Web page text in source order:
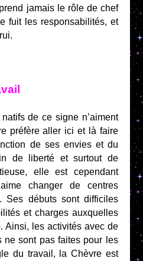
jamais le rôle de chef
fuit les responsabilités, et
de ce signe n’aiment
préfère aller ici et là faire
de ses envies et du
de liberté et surtout de
elle est cependant
changer de centres
Ses débuts sont difficiles
et charges auxquelles
Ainsi, les activités avec de
ne sont pas faites pour les
du travail, la Chèvre est